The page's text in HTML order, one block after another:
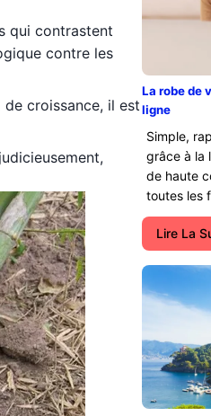
qui contrastent
contre les
croissance, il est
La robe de
ligne
Simple,
grâce à la
de haute
toutes les
Lire La